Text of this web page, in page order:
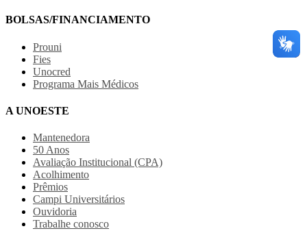
BOLSAS/FINANCIAMENTO
Prouni
Fies
Unocred
Programa Mais Médicos
A UNOESTE
Mantenedora
50 Anos
Avaliação Institucional (CPA)
Acolhimento
Prêmios
Campi Universitários
Ouvidoria
Trabalhe conosco